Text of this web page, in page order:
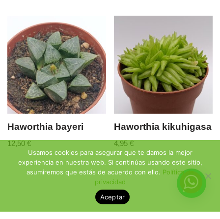
Haworthia bayeri
12,50 €
Haworthia kikuhigasa
4,95€
Usamos cookies para asegurar que te damos la mejor
experiencia en nuestra web. Si continúas usando este sitio,
asumiremos que estás de acuerdo con ello. Política de
privacidad
Aceptar